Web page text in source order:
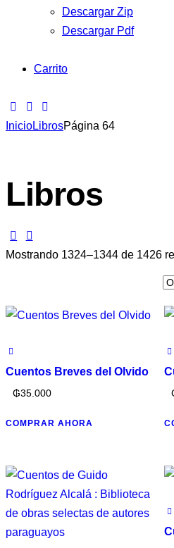
Descargar Zip
Descargar Pdf
Carrito
InicioLibrosPágina 64
Libros
Mostrando 1324–1344 de 1426
Cuentos Breves del Olvido
₲35.000
COMPRAR AHORA